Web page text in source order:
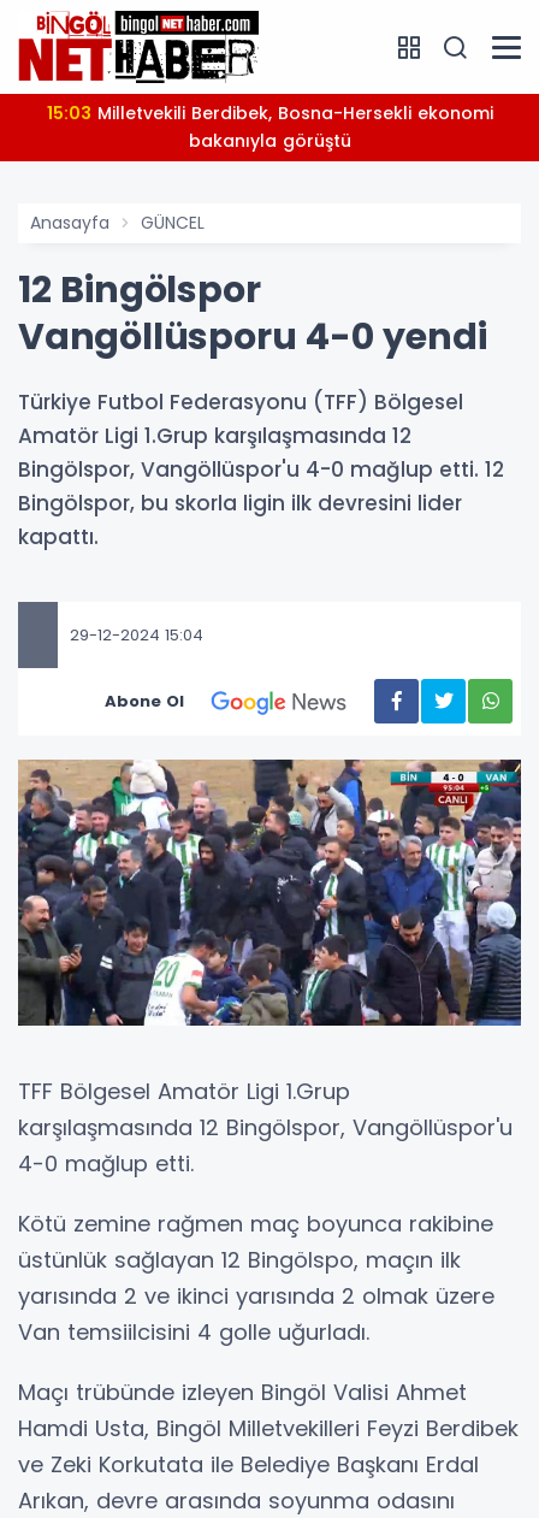
15:03
bakanıyla görüştü
Anasayfa GÜNCEL
12 Bingölspor
Vangöllüsporu 4-0 yendi
Türkiye Futbol Federasyonu (TFF) Bölgesel
Amatör Ligi 1.Grup karşılaşmasında 12
Bingölspor, Vangöllüspor'u 4-0 mağlup etti. 12
Bingölspor, bu skorla ligin ilk devresini lider
kapattı.
29-12-2024 15:04
Abone Ol
TFF Bölgesel Amatör Ligi 1.Grup
karşılaşmasında 12 Bingölspor, Vangöllüspor'u
4-0 mağlup etti.
Kötü zemine rağmen maç boyunca rakibine
üstünlük sağlayan 12 Bingölspo, maçın ilk
yarısında 2 ve ikinci yarısında 2 olmak üzere
Van temsiilcisini 4 golle uğurladı.
Maçı trübünde izleyen Bingöl Valisi Ahmet
Hamdi Usta, Bingöl Milletvekilleri Feyzi Berdibek
ve Zeki Korkutata ile Belediye Başkanı Erdal
Arıkan, devre arasında soyunma odasını